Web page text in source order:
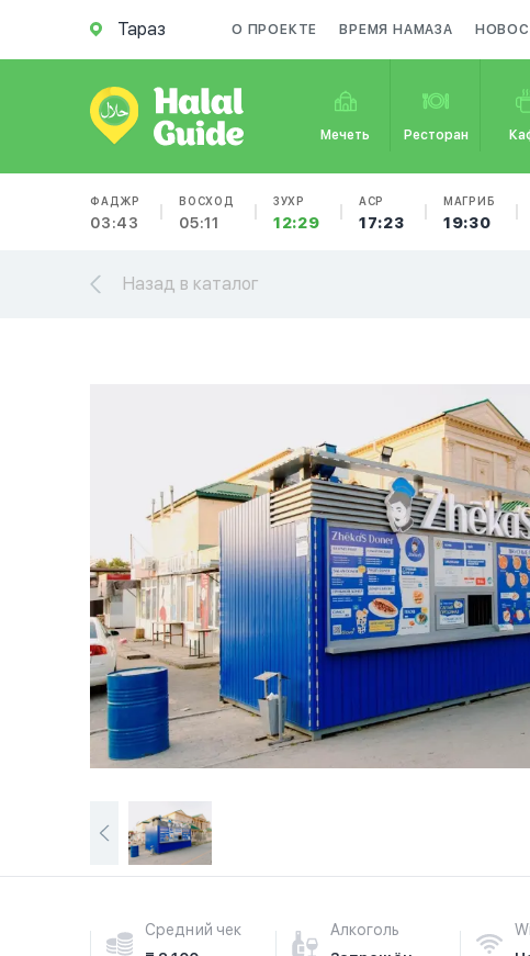
Тараз О ПРОЕКТЕ ВРЕМЯ НАМАЗА
Мечеть Ресторан
ФАДЖР
03:43
ВОСХОД
05:11
ЗУХР
12:29
АСР
17:23
МАГРИБ
19:30
Назад в каталог
Средний чек
Алкоголь